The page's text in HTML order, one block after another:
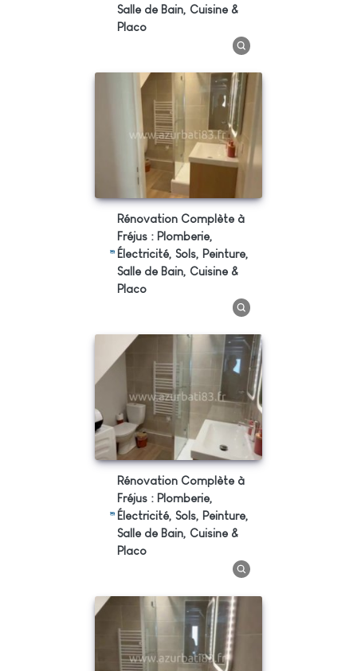
Salle de Bain, Cuisine &
Placo
Rénovation Complète à
Fréjus : Plomberie,
Électricité, Sols, Peinture,
Salle de Bain, Cuisine &
Placo
Rénovation Complète à
Fréjus : Plomberie,
Électricité, Sols, Peinture,
Salle de Bain, Cuisine &
Placo